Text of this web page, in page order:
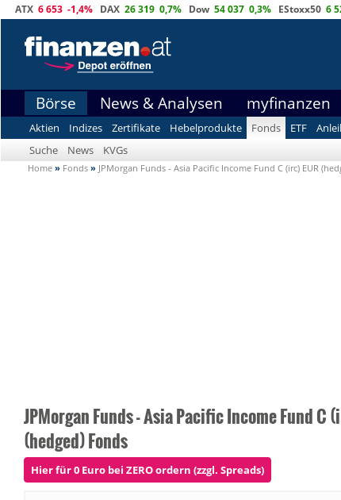
ATX 6 653 -1,4% DAX 26 319 0,7% Dow 54 037 0,3% EStoxx50 6
Börse News & Analysen myfinanzen
Aktien Indizes Zertifikate Hebelprodukte Fonds ETF
Suche
News KVGs
Home » Fonds » JPMorgan Funds - Asia Pacific Income Fund C (irc) EUR
JPMorgan Funds - Asia Pacific Income Fund C
(hedged) Fonds
Hier für 0 Euro bei ZERO ordern (zzgl. Spreads)